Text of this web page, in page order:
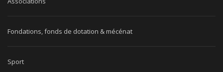
Fondations, fonds de dotation & mécénat
Sport